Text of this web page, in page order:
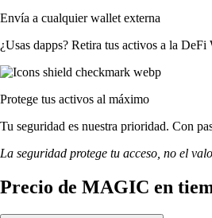
Envía a cualquier wallet externa
¿Usas dapps? Retira tus activos a la
Protege tus activos al máximo
Tu seguridad es nuestra prioridad. Con
La seguridad protege tu acceso, no el
Precio de MAGIC en